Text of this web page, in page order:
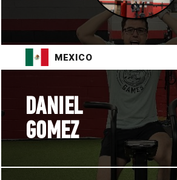
MEXICO
DANIEL
GOMEZ